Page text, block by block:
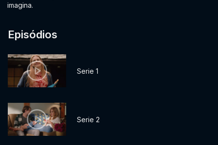
imagina.
Episódios
Serie 1
Serie 2